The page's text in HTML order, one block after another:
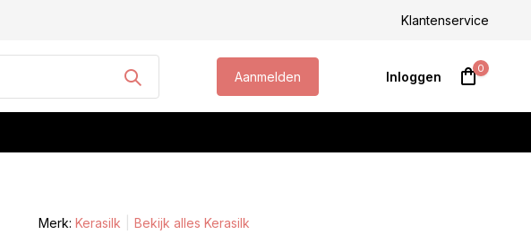
Klantenservice
Aanmelden Inloggen
0
Merk: Kerasilk Bekijk alles Kerasilk